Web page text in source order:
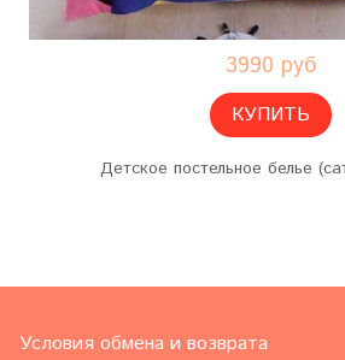
3990 руб
КУПИТЬ
Детское постельное белье
Условия обмена и возврата